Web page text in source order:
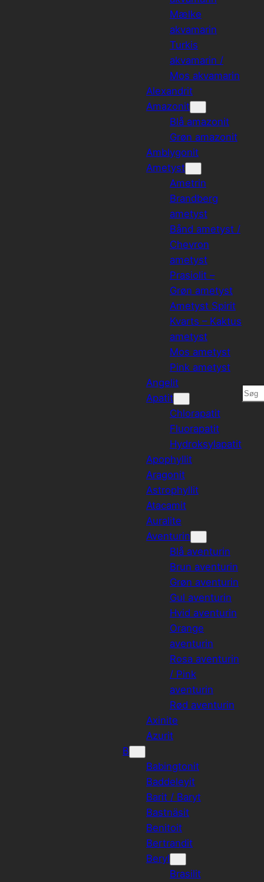
Mælke
akvamarin
Turkis
akvamarin /
Mos akvamarin
Alexandrit
Amazonit
Blå amazonit
Grøn amazonit
Amblygonit
Ametyst
Ametrin
Brandberg
ametyst
Bånd ametyst /
Chevron
ametyst
Prasiolit –
Grøn ametyst
Ametyst Spirit
Kvarts – Kaktus
ametyst
Mos ametyst
Pink ametyst
Angelit
Apatit
Chlorapatit
Fluorapatit
Hydroksylapatit
Apophyllit
Aragonit
Astrophyllit
Atacamit
Auralite
Aventurin
Blå aventurin
Brun aventurin
Grøn aventurin
Gul aventurin
Hvid aventurin
Orange
aventurin
Rosa aventurin
/ Pink
aventurin
Rød aventurin
Axinite
Azurit
B
Babingtonit
Baddeleyit
Barit / Baryt
Bastnäsit
Benitoit
Bertrandit
Beryl
Brasilit
Søg